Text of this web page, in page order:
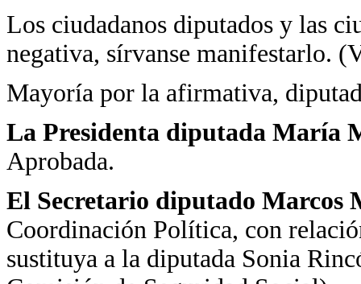
Los ciudadanos diputados y las
negativa, sírvanse manifestarlo.
Mayoría por la afirmativa,
La Presidenta diputada María
Aprobada.
El Secretario diputado Marcos
Coordinación Política, con
sustituya a la diputada Sonia